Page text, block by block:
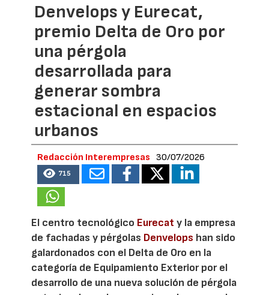
Denvelops y Eurecat,
premio Delta de Oro por
una pérgola
desarrollada para
generar sombra
estacional en espacios
urbanos
Redacción Interempresas 30/07/2026
715
El centro tecnológico Eurecat y la empresa
de fachadas y pérgolas Denvelops han sido
galardonados con el Delta de Oro en la
categoría de Equipamiento Exterior por el
desarrollo de una nueva solución de pérgola